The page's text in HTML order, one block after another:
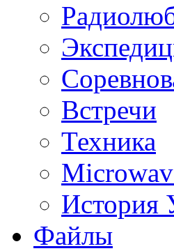
Встречи
Техника
История
Файлы